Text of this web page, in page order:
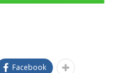
Facebook